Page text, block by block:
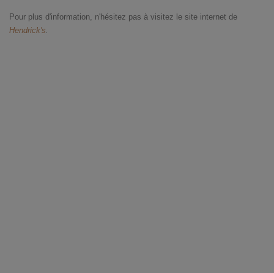
Pour plus d'information, n'hésitez pas à visitez le site internet de
Hendrick's.